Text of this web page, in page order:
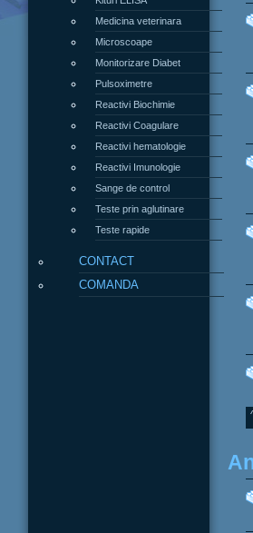
Medicina veterinara
Microscoape
Monitorizare Diabet
Pulsoximetre
Reactivi Biochimie
Reactivi Coagulare
Reactivi hematologie
Reactivi Imunologie
Sange de control
Teste prin aglutinare
Teste rapide
CONTACT
COMANDA